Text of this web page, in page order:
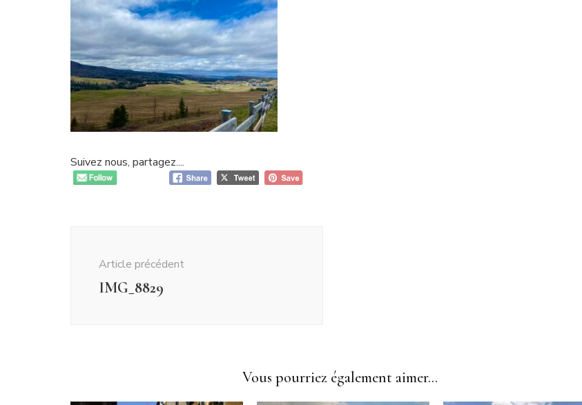
Suivez nous, partagez....
Article précédent
IMG_8829
Vous pourriez également aimer...